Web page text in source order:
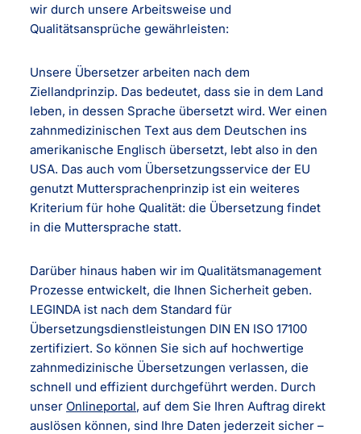
wir durch unsere Arbeitsweise und
Qualitätsansprüche gewährleisten:
Unsere Übersetzer arbeiten nach dem
Ziellandprinzip. Das bedeutet, dass sie in dem Land
leben, in dessen Sprache übersetzt wird. Wer einen
zahnmedizinischen Text aus dem Deutschen ins
amerikanische Englisch übersetzt, lebt also in den
USA. Das auch vom Übersetzungsservice der EU
genutzt Muttersprachenprinzip ist ein weiteres
Kriterium für hohe Qualität: die Übersetzung findet
in die Muttersprache statt.
Darüber hinaus haben wir im Qualitätsmanagement
Prozesse entwickelt, die Ihnen Sicherheit geben.
LEGINDA ist nach dem Standard für
Übersetzungsdienstleistungen DIN EN ISO 17100
zertifiziert. So können Sie sich auf hochwertige
zahnmedizinische Übersetzungen verlassen, die
schnell und effizient durchgeführt werden. Durch
unser Onlineportal, auf dem Sie Ihren Auftrag direkt
auslösen können, sind Ihre Daten jederzeit sicher –